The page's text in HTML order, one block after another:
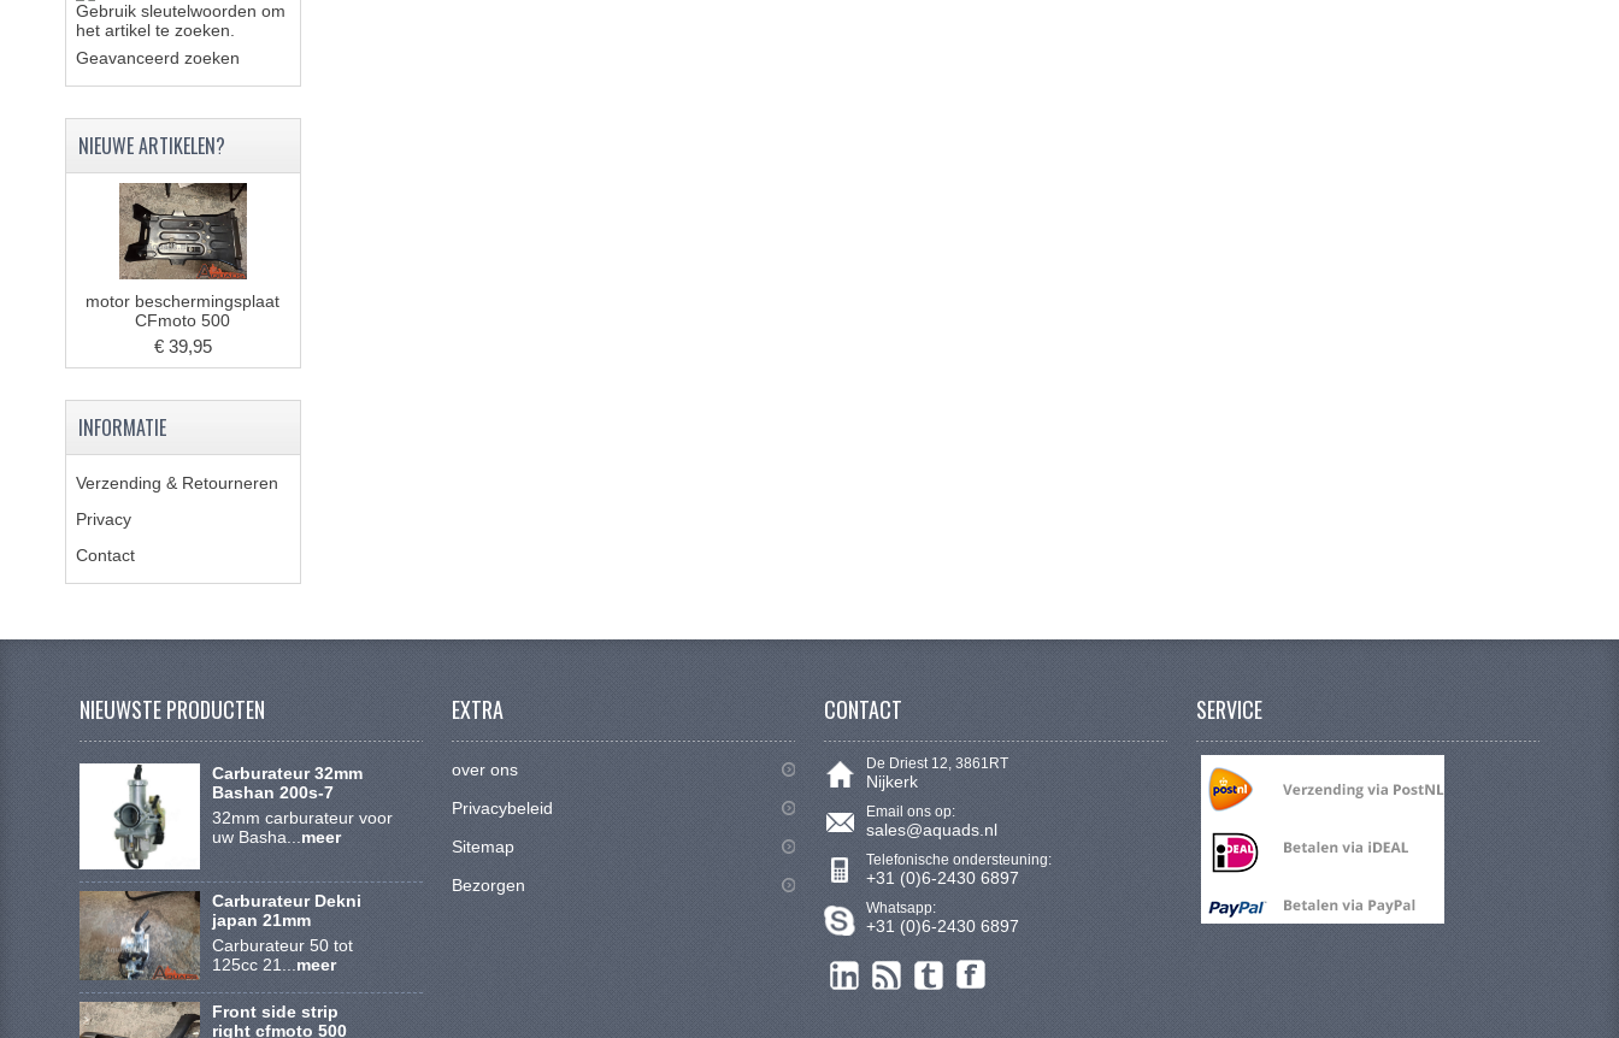
Gebruik sleutelwoorden om
het artikel te zoeken.
Geavanceerd zoeken
NIEUWE ARTIKELEN?
motor beschermingsplaat
CFmoto 500
€ 39,95
INFORMATIE
Verzending & Retourneren
Privacy
Contact
NIEUWSTE PRODUCTEN
Carburateur 32mm
Bashan 200s-7
32mm carburateur voor
uw Basha... meer
Carburateur Dekni
japan 21mm
Carburateur 50 tot
125cc 21... meer
Front side strip
right cfmoto 500
EXTRA
over ons
Privacybeleid
Sitemap
Bezorgen
CONTACT
De Driest 12, 3861RT
Nijkerk
Email ons op:
sales@aquads.nl
Telefonische ondersteuning:
+31 (0)6-2430 6897
Whatsapp:
+31 (0)6-2430 6897
SERVICE